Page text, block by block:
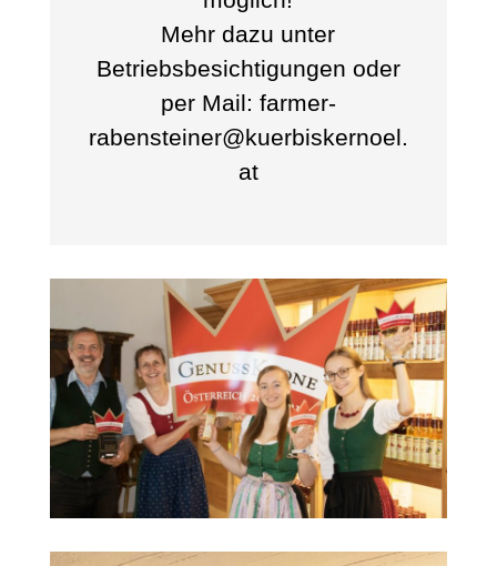
Mehr dazu unter
Betriebsbesichtigungen oder
per Mail: farmer-
rabensteiner@kuerbiskernoel.
at